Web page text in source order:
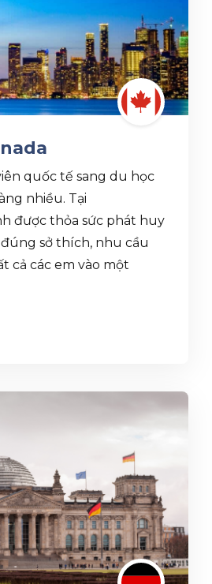
quốc tế sang du học
nhiều. Tại
được thỏa sức phát huy
sở thích, nhu cầu
cả các em vào một